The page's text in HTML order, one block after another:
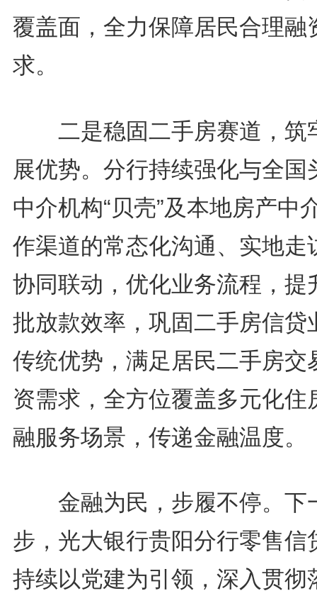
覆盖面，全力保障居民合理融
求。
二是稳固二手房赛道，筑
展优势。分行持续强化与全国
中介机构“贝壳”及本地房产中
作渠道的常态化沟通、实地走
协同联动，优化业务流程，提
批放款效率，巩固二手房信贷
传统优势，满足居民二手房交
资需求，全方位覆盖多元化住
融服务场景，传递金融温度。
金融为民，步履不停。下
步，光大银行贵阳分行零售信
持续以党建为引领，深入贯彻